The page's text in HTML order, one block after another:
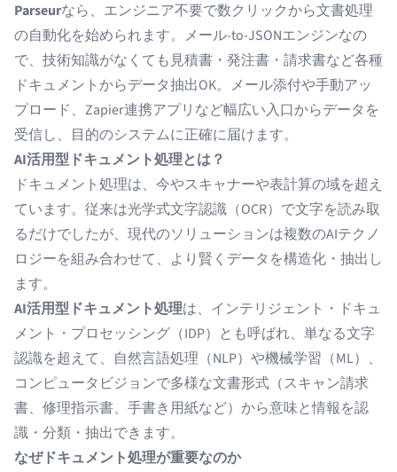
Parseurなら、エンジニア不要で数クリックから文書処理
の自動化を始められます。メール-to-JSONエンジンなの
で、技術知識がなくても見積書・発注書・請求書など各種
ドキュメントからデータ抽出OK。メール添付や手動アッ
プロード、Zapier連携アプリなど幅広い入口からデータを
受信し、目的のシステムに正確に届けます。
AI活用型ドキュメント処理とは？
ドキュメント処理は、今やスキャナーや表計算の域を超え
ています。従来は光学式文字認識（OCR） で文字を読み取
るだけでしたが、現代のソリューションは複数のAIテクノ
ロジーを組み合わせて、より賢くデータを構造化・抽出し
ます。
AI活用型ドキュメント処理は、 インテリジェント・ドキュ
メント・プロセッシング（IDP） とも呼ばれ、単なる文字
認識を超えて、自然言語処理（NLP）や機械学習（ML）、
コンピュータビジョンで多様な文書形式（スキャン請求
書、修理指示書、手書き用紙など）から意味と情報を認
識・分類・抽出できます。
なぜドキュメント処理が重要なのか